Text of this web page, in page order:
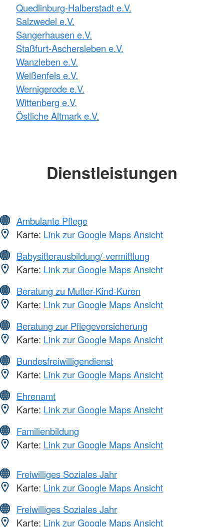
Quedlinburg-Halberstadt e.V.
Salzwedel e.V.
Sangerhausen e.V.
Staßfurt-Aschersleben e.V.
Wanzleben e.V.
Weißenfels e.V.
Wernigerode e.V.
Wittenberg e.V.
Östliche Altmark e.V.
Dienstleistungen
Ambulante Pflege
Karte: Link zur Google Maps Ansicht
Babysitterausbildung/-vermittlung
Karte: Link zur Google Maps Ansicht
Beratung zu Mutter-Kind-Kuren
Karte: Link zur Google Maps Ansicht
Beratung zur Pflegeversicherung
Karte: Link zur Google Maps Ansicht
Bundesfreiwilligendienst
Karte: Link zur Google Maps Ansicht
Ehrenamt
Karte: Link zur Google Maps Ansicht
Familienbildung
Karte: Link zur Google Maps Ansicht
Freiwilliges Soziales Jahr
Karte: Link zur Google Maps Ansicht
Freiwilliges Soziales Jahr
Karte: Link zur Google Maps Ansicht